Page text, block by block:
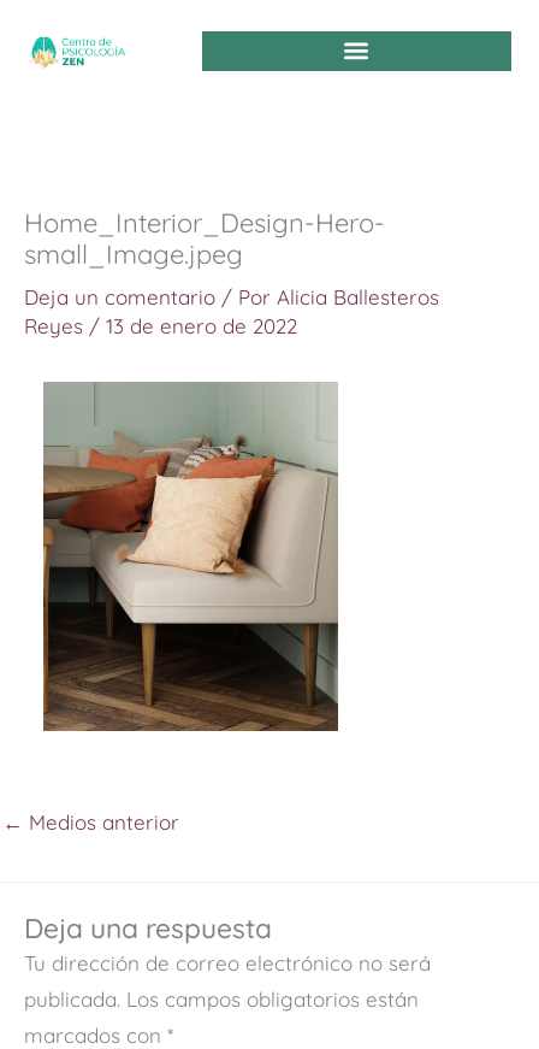
Home_Interior_Design-Hero-
small_Image.jpeg
Deja un comentario / Por Alicia Ballesteros
Reyes / 13 de enero de 2022
← Medios anterior
Deja una respuesta
Tu dirección de correo electrónico no será
publicada. Los campos obligatorios están
marcados con *